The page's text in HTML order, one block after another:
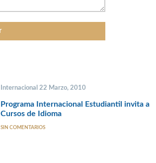
Internacional 22 Marzo, 2010
Programa Internacional Estudiantil invita a
Cursos de Idioma
SIN COMENTARIOS